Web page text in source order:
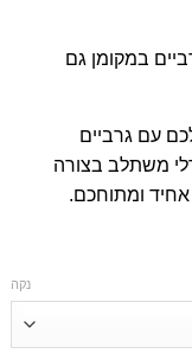
במקומן גם
עם גרביים
משתלב בצורה
ומתוחכם.
נקה